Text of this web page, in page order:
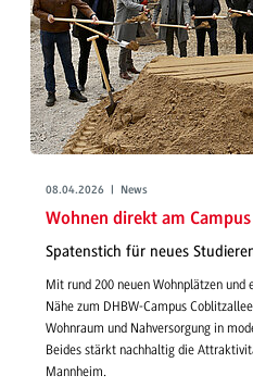
08.04.2026 | News
Wohnen direkt am Campus
Spatenstich für neues
Mit rund 200 neuen Wohnplätzen und
Nähe zum DHBW-Campus
Wohnraum und Nahversorgung in
Beides stärkt nachhaltig die
Mannheim.